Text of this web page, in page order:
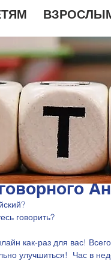
говорить?
как-раз для вас!
улучшиться!  Час в